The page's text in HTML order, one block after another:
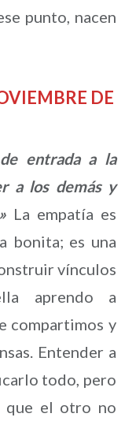
punto, nacen
DE
entrada a la
a los demás y
La empatía es
bonita; es una
vínculos
aprendo a
compartimos y
Entender a
todo, pero
que el otro no